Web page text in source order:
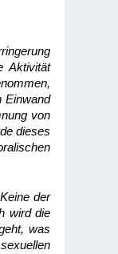
Aktivität
Einwand
von
dieses
der
wird die
was